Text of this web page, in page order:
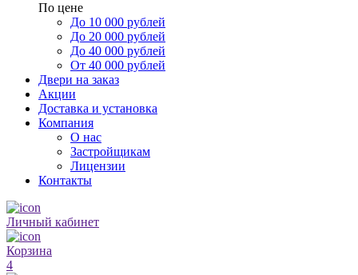
По цене
До 10 000 рублей
До 20 000 рублей
До 40 000 рублей
От 40 000 рублей
Двери на заказ
Акции
Доставка и установка
Компания
О нас
Застройщикам
Лицензии
Контакты
Личный кабинет
Корзина
4